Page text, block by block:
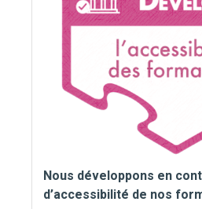
Nous développons en
d’accessibilité de nos